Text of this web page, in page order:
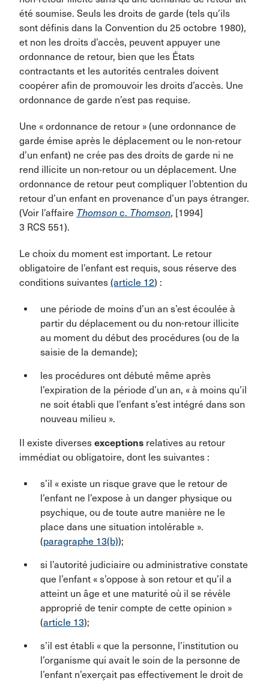
été soumise. Seuls les droits de garde (tels qu’ils
sont définis dans la Convention du 25 octobre 1980),
et non les droits d’accès, peuvent appuyer une
ordonnance de retour, bien que les États
contractants et les autorités centrales doivent
coopérer afin de promouvoir les droits d’accès. Une
ordonnance de garde n’est pas requise.
Une « ordonnance de retour » (une ordonnance de
garde émise après le déplacement ou le non-retour
d’un enfant) ne crée pas des droits de garde ni ne
rend illicite un non-retour ou un déplacement. Une
ordonnance de retour peut compliquer l’obtention du
retour d’un enfant en provenance d’un pays étranger.
(Voir l’affaire Thomson c. Thomson, [1994]
3 RCS 551).
Le choix du moment est important. Le retour
obligatoire de l’enfant est requis, sous réserve des
conditions suivantes (article 12) :
une période de moins d’un an s’est écoulée à
partir du déplacement ou du non-retour illicite
au moment du début des procédures (ou de la
saisie de la demande);
les procédures ont débuté même après
l’expiration de la période d’un an, « à moins qu’il
ne soit établi que l’enfant s’est intégré dans son
nouveau milieu ».
Il existe diverses exceptions relatives au retour
immédiat ou obligatoire, dont les suivantes :
s’il « existe un risque grave que le retour de
l’enfant ne l’expose à un danger physique ou
psychique, ou de toute autre manière ne le
place dans une situation intolérable ».
(paragraphe 13(b));
si l’autorité judiciaire ou administrative constate
que l’enfant « s’oppose à son retour et qu’il a
atteint un âge et une maturité où il se révèle
approprié de tenir compte de cette opinion »
(article 13);
s’il est établi « que la personne, l’institution ou
l’organisme qui avait le soin de la personne de
l’enfant n’exerçait pas effectivement le droit de